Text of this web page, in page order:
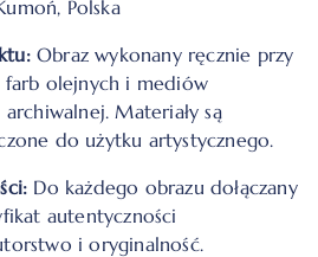
Polska
Obraz wykonany ręcznie przy
farb olejnych i mediów
Materiały są
do użytku artystycznego.
Do każdego obrazu dołączany
autentyczności
i oryginalność.